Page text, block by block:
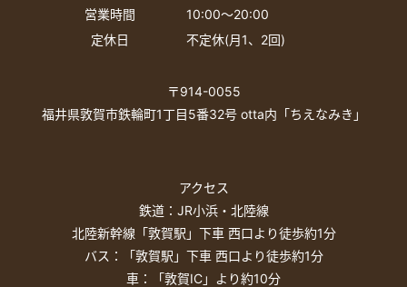
営業時間
10:00〜20:00
定休日
不定休(月1、2回)
〒914-0055
福井県敦賀市鉄輪町1丁目5番32号 otta内「ちえなみき」
アクセス
鉄道：JR小浜・北陸線
北陸新幹線「敦賀駅」下車 西口より徒歩約1分
バス：「敦賀駅」下車 西口より徒歩約1分
車：「敦賀IC」より約10分